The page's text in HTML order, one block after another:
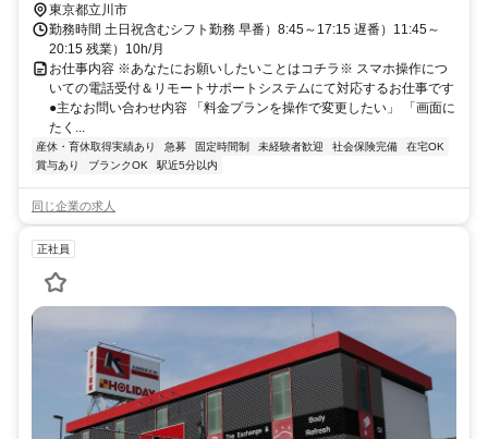
東京都立川市
勤務時間 土日祝含むシフト勤務 早番）8:45～17:15 遅番）11:45～
20:15 残業）10h/月
お仕事内容 ※あなたにお願いしたいことはコチラ※ スマホ操作につ
いての電話受付＆リモートサポートシステムにて対応するお仕事です
●主なお問い合わせ内容 「料金プランを操作で変更したい」 「画面に
たく...
産休・育休取得実績あり 急募 固定時間制 未経験者歓迎 社会保険完備
在宅OK
賞与あり
ブランクOK 駅近5分以内
同じ企業の求人
正社員